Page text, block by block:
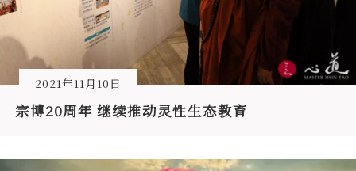
2021年11月10日
宗博20周年 继续推动灵性生态教育